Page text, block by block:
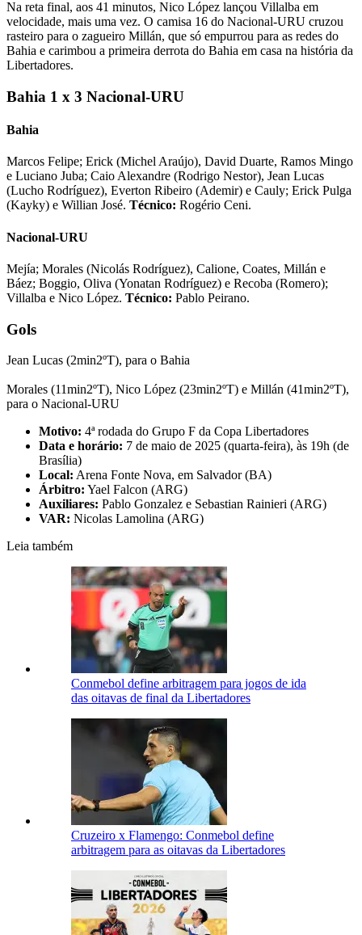
Na reta final, aos 41 minutos, Nico López lançou Villalba em
velocidade, mais uma vez. O camisa 16 do Nacional-URU cruzou
rasteiro para o zagueiro Millán, que só empurrou para as redes do
Bahia e carimbou a primeira derrota do Bahia em casa na história da
Libertadores.
Bahia 1 x 3 Nacional-URU
Bahia
Marcos Felipe; Erick (Michel Araújo), David Duarte, Ramos Mingo
e Luciano Juba; Caio Alexandre (Rodrigo Nestor), Jean Lucas
(Lucho Rodríguez), Everton Ribeiro (Ademir) e Cauly; Erick Pulga
(Kayky) e Willian José. Técnico: Rogério Ceni.
Nacional-URU
Mejía; Morales (Nicolás Rodríguez), Calione, Coates, Millán e
Báez; Boggio, Oliva (Yonatan Rodríguez) e Recoba (Romero);
Villalba e Nico López. Técnico: Pablo Peirano.
Gols
Jean Lucas (2min2ºT), para o Bahia
Morales (11min2ºT), Nico López (23min2ºT) e Millán (41min2ºT),
para o Nacional-URU
Motivo: 4ª rodada do Grupo F da Copa Libertadores
Data e horário: 7 de maio de 2025 (quarta-feira), às 19h (de
Brasília)
Local: Arena Fonte Nova, em Salvador (BA)
Árbitro: Yael Falcon (ARG)
Auxiliares: Pablo Gonzalez e Sebastian Rainieri (ARG)
VAR: Nicolas Lamolina (ARG)
Leia também
Conmebol define arbitragem para jogos de ida
das oitavas de final da Libertadores
Cruzeiro x Flamengo: Conmebol define
arbitragem para as oitavas da Libertadores